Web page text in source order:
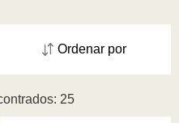
25
Ordenar por